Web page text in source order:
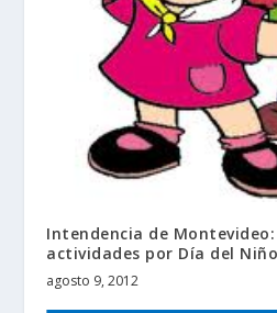
Intendencia de
actividades por Día del Niño
agosto 9, 2012